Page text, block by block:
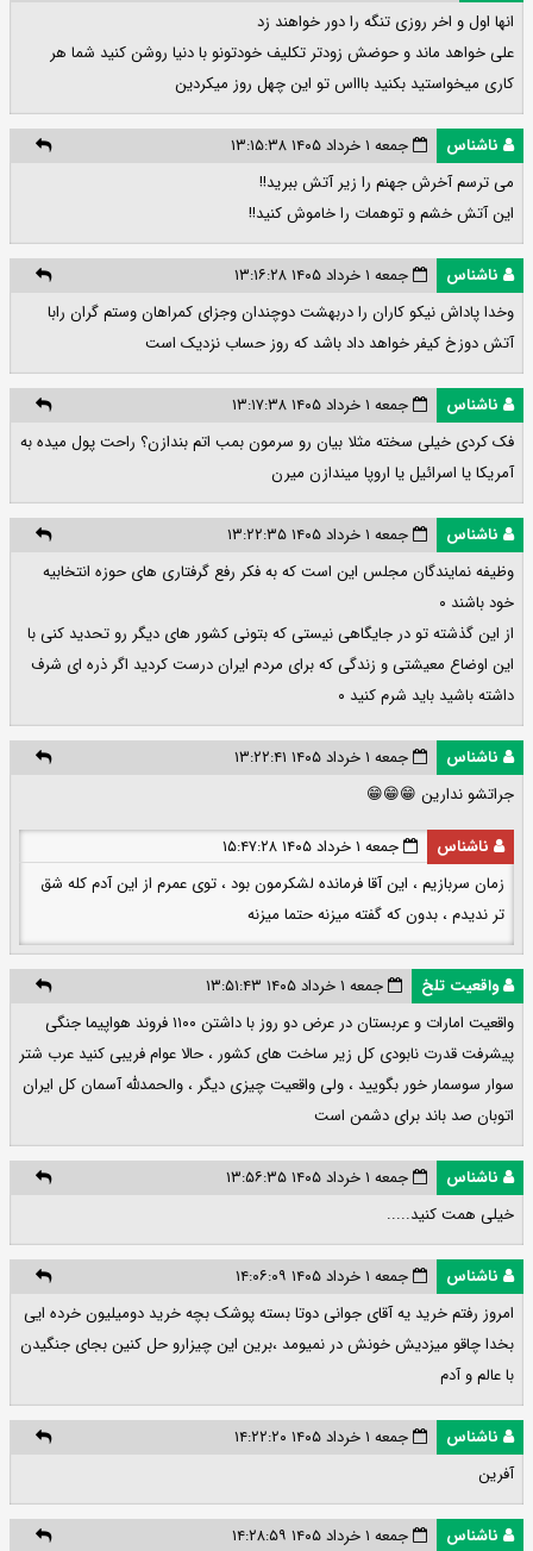
انها اول و اخر روزی تنگه را دور خواهند زد
علی خواهد ماند و حوضش زودتر تکلیف خودتونو با دنیا روشن کنید شما هر
کاری میخواستید بکنید باااس تو این چهل روز میکردین
ناشناس
جمعه ۱ خرداد ۱۴۰۵ ۱۳:۱۵:۳۸
می ترسم آخرش جهنم را زیر آتش ببرید!!
این آتش خشم و توهمات را خاموش کنید!!
ناشناس
جمعه ۱ خرداد ۱۴۰۵ ۱۳:۱۶:۲۸
وخدا پاداش نیکو کاران را دربهشت دوچندان وجزای کمراهان وستم گران رابا
آتش دوزخ کیفر خواهد داد باشد که روز حساب نزدیک است
ناشناس
جمعه ۱ خرداد ۱۴۰۵ ۱۳:۱۷:۳۸
فک کردی خیلی سخته مثلا بیان رو سرمون بمب اتم بندازن؟ راحت پول میده به
آمریکا یا اسرائیل یا اروپا میندازن میرن
ناشناس
جمعه ۱ خرداد ۱۴۰۵ ۱۳:۲۲:۳۵
وظیفه نمایندگان مجلس این است که به فکر رفع گرفتاری های حوزه انتخابیه
خود باشند ۰
از این گذشته تو در جایگاهی نیستی که بتونی کشور های دیگر رو تحدید کنی با
این اوضاع معیشتی و زندگی که برای مردم ایران درست کردید اگر ذره ای شرف
داشته باشید باید شرم کنید ۰
ناشناس
جمعه ۱ خرداد ۱۴۰۵ ۱۳:۲۲:۴۱
جراتشو ندارین 😁😁😁
ناشناس
جمعه ۱ خرداد ۱۴۰۵ ۱۵:۴۷:۲۸
زمان سربازیم ، این آقا فرمانده لشکرمون بود ، توی عمرم از این آدم کله شق
تر ندیدم ، بدون که گفته میزنه حتما میزنه
واقعیت تلخ
جمعه ۱ خرداد ۱۴۰۵ ۱۳:۵۱:۴۳
واقعیت امارات و عربستان در عرض دو روز با داشتن ۱۱۰۰ فروند هواپیما جنگی
پیشرفت قدرت نابودی کل زیر ساخت های کشور ، حالا عوام فریبی کنید عرب شتر
سوار سوسمار خور بگویید ، ولی واقعیت چیزی دیگر ، والحمدلله آسمان کل ایران
اتوبان صد باند برای دشمن است
ناشناس
جمعه ۱ خرداد ۱۴۰۵ ۱۳:۵۶:۳۵
خیلی همت کنید.....
ناشناس
جمعه ۱ خرداد ۱۴۰۵ ۱۴:۰۶:۰۹
امروز رفتم خرید یه آقای جوانی دوتا بسته پوشک بچه خرید دومیلیون خرده ایی
بخدا چاقو میزدیش خونش در نمیومد ،برین این چیزارو حل کنین بجای جنگیدن
با عالم و آدم
ناشناس
جمعه ۱ خرداد ۱۴۰۵ ۱۴:۲۲:۲۰
آفرین
ناشناس
جمعه ۱ خرداد ۱۴۰۵ ۱۴:۲۸:۵۹